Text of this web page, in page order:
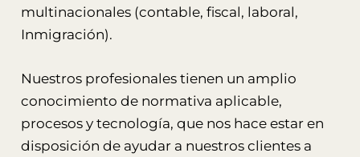
multinacionales (contable, fiscal, laboral,
Inmigración).
Nuestros profesionales tienen un amplio
conocimiento de normativa aplicable,
procesos y tecnología, que nos hace estar en
disposición de ayudar a nuestros clientes a